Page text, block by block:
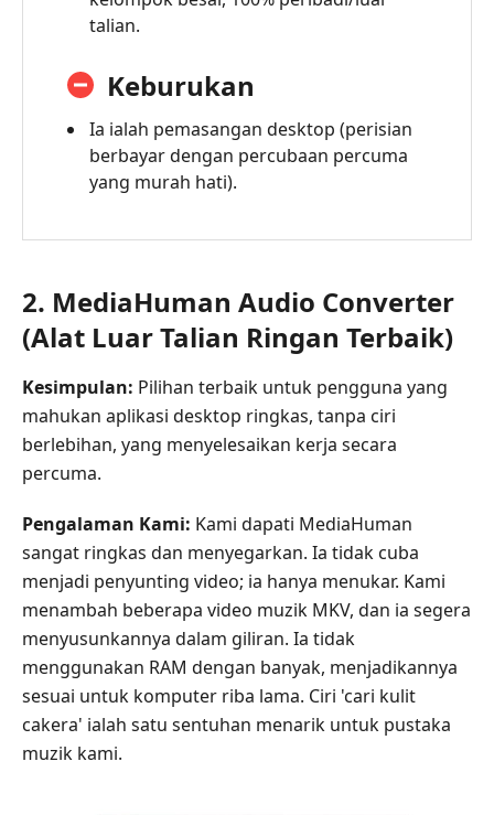
talian.
Keburukan
Ia ialah pemasangan desktop (perisian
berbayar dengan percubaan percuma
yang murah hati).
2. MediaHuman Audio Converter
(Alat Luar Talian Ringan Terbaik)
Kesimpulan: Pilihan terbaik untuk pengguna yang
mahukan aplikasi desktop ringkas, tanpa ciri
berlebihan, yang menyelesaikan kerja secara
percuma.
Pengalaman Kami: Kami dapati MediaHuman
sangat ringkas dan menyegarkan. Ia tidak cuba
menjadi penyunting video; ia hanya menukar. Kami
menambah beberapa video muzik MKV, dan ia segera
menyusunkannya dalam giliran. Ia tidak
menggunakan RAM dengan banyak, menjadikannya
sesuai untuk komputer riba lama. Ciri 'cari kulit
cakera' ialah satu sentuhan menarik untuk pustaka
muzik kami.